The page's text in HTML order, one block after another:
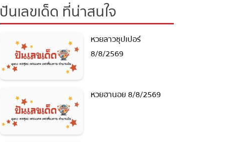
ปันเลขเด็ด ที่น่าสนใจ
หวยลาวซุปเปอร์
8/8/2569
หวยฮานอย 8/8/2569